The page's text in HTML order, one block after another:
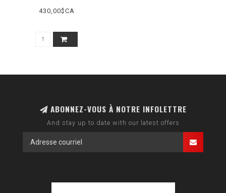
430,00$CA
ABONNEZ-VOUS À NOTRE INFOLETTRE
And stay up to date with our latest offers